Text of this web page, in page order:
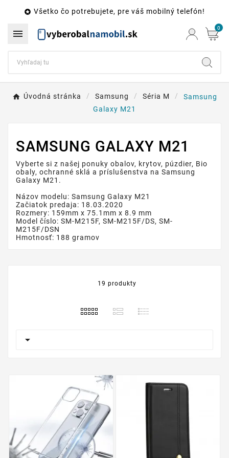
 Všetko čo potrebujete, pre váš mobilný telefón!
 0
Úvodná stránka Samsung Séria M
Samsung
Galaxy M21
SAMSUNG GALAXY M21
Vyberte si z našej ponuky obalov, krytov, púzdier, Bio
obaly, ochranné sklá a príslušenstva na Samsung
Galaxy M21.
Názov modelu: Samsung Galaxy M21
Začiatok predaja: 18.03.2020
Rozmery: 159mm x 75.1mm x 8.9 mm
Model číslo: SM-M215F, SM-M215F/DS, SM-
M215F/DSN
Hmotnosť: 188 gramov
19 produkty
